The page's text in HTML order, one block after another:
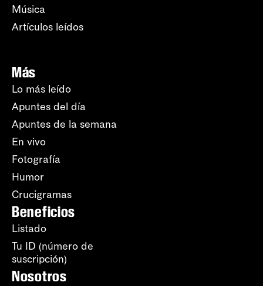
Música
Artículos leídos
Más
Lo más leído
Apuntes del día
Apuntes de la semana
En vivo
Fotografía
Humor
Crucigramas
Beneficios
Listado
Tu ID (número de
suscripción)
Nosotros